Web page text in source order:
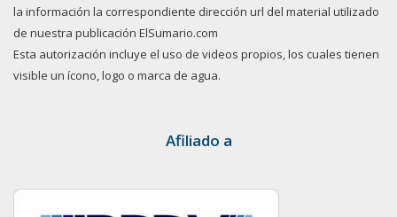
la información la correspondiente dirección url del material utilizado
de nuestra publicación ElSumario.com
Esta autorización incluye el uso de videos propios, los cuales tienen
visible un ícono, logo o marca de agua.
Afiliado a